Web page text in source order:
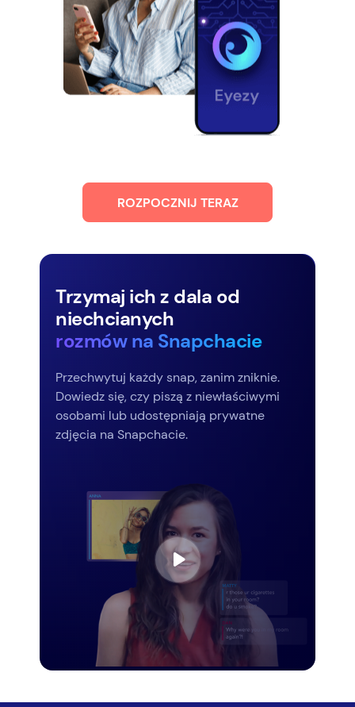
ROZPOCZNIJ TERAZ
Trzymaj ich z dala od
niechcianych
rozmów na Snapchacie
Przechwytuj każdy snap, zanim zniknie.
Dowiedz się, czy piszą z niewłaściwymi
osobami lub udostępniają prywatne
zdjęcia na Snapchacie.